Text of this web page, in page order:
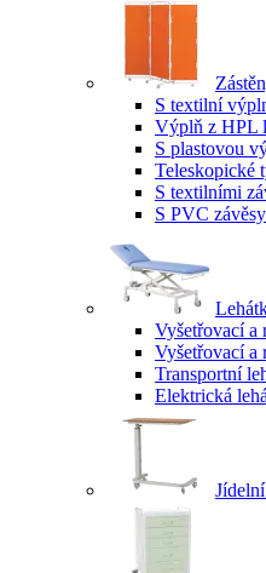
S textilní
Výplň z HPL
S plastovou
Teleskopické
S textilními
S PVC závěsy
Vyšetřovací a
Vyšetřovací a
Transportní
Elektrická